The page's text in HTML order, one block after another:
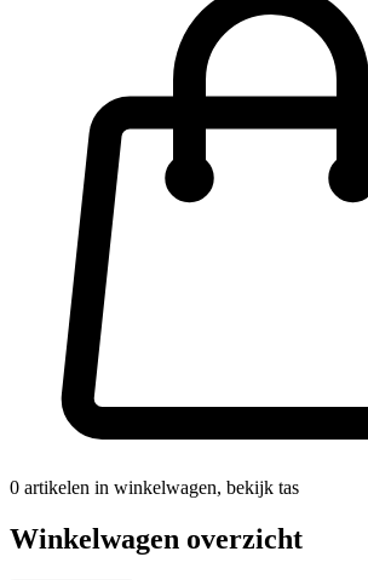
0 artikelen in winkelwagen, bekijk tas
Winkelwagen overzicht